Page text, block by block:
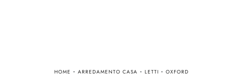
HOME - ARREDAMENTO CASA - LETTI - OXFORD